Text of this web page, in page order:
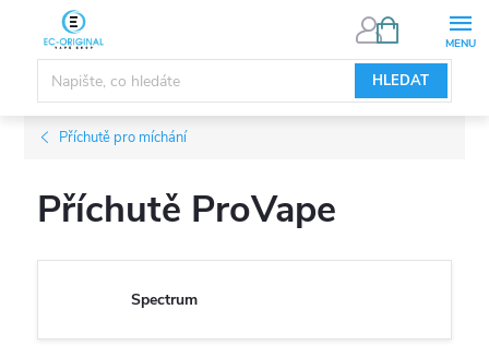
obsah
HLEDAT
NÁKUPNÍ
Příchutě pro míchání
Příchutě ProVape
Spectrum